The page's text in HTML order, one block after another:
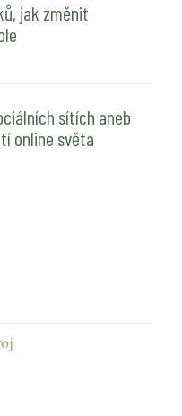
jak změnit
sítích aneb
online světa